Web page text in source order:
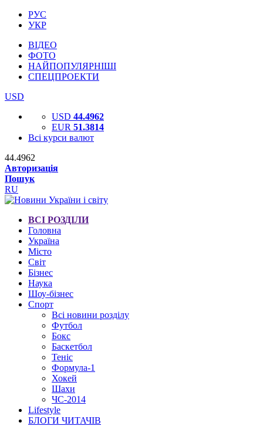
РУС
УКР
ВІДЕО
ФОТО
НАЙПОПУЛЯРНІШІ
СПЕЦПРОЕКТИ
USD
USD 44.4962
EUR 51.3814
Всі курси валют
44.4962
Авторизація
Пошук
RU
ВСІ РОЗДІЛИ
Головна
Україна
Місто
Світ
Бізнес
Наука
Шоу-бізнес
Спорт
Всі новини розділу
Футбол
Бокс
Баскетбол
Теніс
Формула-1
Хокей
Шахи
ЧС-2014
Lifestyle
БЛОГИ ЧИТАЧІВ